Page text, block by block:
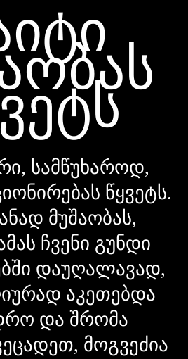
სამწუხაროდ,
წყვეტს.
მუშაობას,
ჩვენი გუნდი
დაუღალავად,
აკეთებდა
და შრომა
მოგვეძია